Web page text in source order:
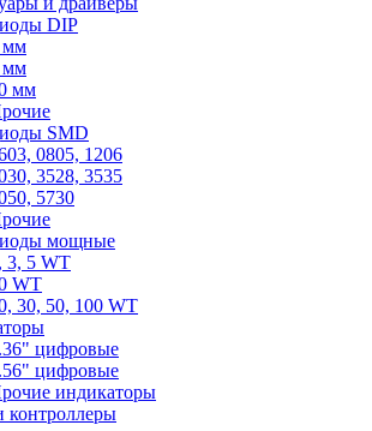
DIP
мм
мм
мм
SMD
0805, 1206
3528, 3535
5730
мощные
3, 5 WT
WT
30, 50, 100 WT
цифровые
цифровые
индикаторы
контроллеры